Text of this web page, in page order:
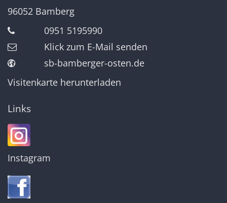
96052 Bamberg
0951 5195990
Klick zum E-Mail senden
sb-bamberger-osten.de
Visitenkarte herunterladen
Links
Instagram